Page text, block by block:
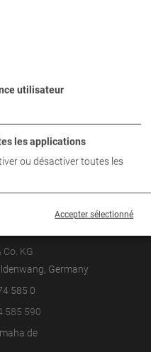
Co. KG
Germany
585 0
585 590
utilisateur
les applications
ou désactiver toutes les
Accepter sélectionné